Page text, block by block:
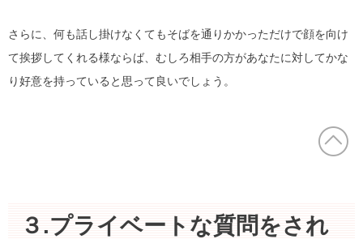
さらに、何も話し掛けなくてもそばを通りかかっただけで顔を向け
て挨拶してくれる様ならば、むしろ相手の方があなたに対してかな
り好意を持っていると思って良いでしょう。
３.プライベートな質問をされ